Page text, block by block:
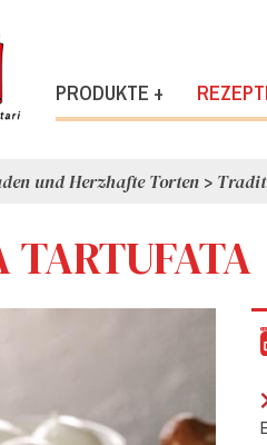
PRODUKTE +
und Herzhafte Torten >